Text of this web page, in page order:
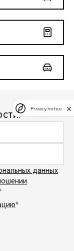
данных
*
Privacy notice